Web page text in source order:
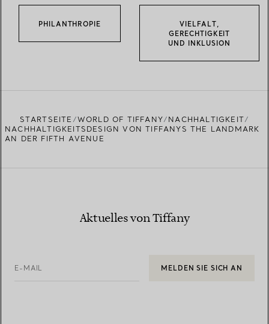
PHILANTHROPIE
VIELFALT,
GERECHTIGKEIT
UND INKLUSION
STARTSEITE WORLD OF TIFFANY
NACHHALTIGKEIT
NACHHALTIGKEITSDESIGN VON TIFFANYS THE LANDMARK
AN DER FIFTH AVENUE
Aktuelles von Tiffany
E-MAIL MELDEN SIE SICH AN